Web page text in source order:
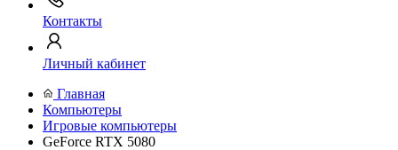
Контакты
Личный кабинет
Главная
Компьютеры
Игровые компьютеры
GeForce RTX 5080